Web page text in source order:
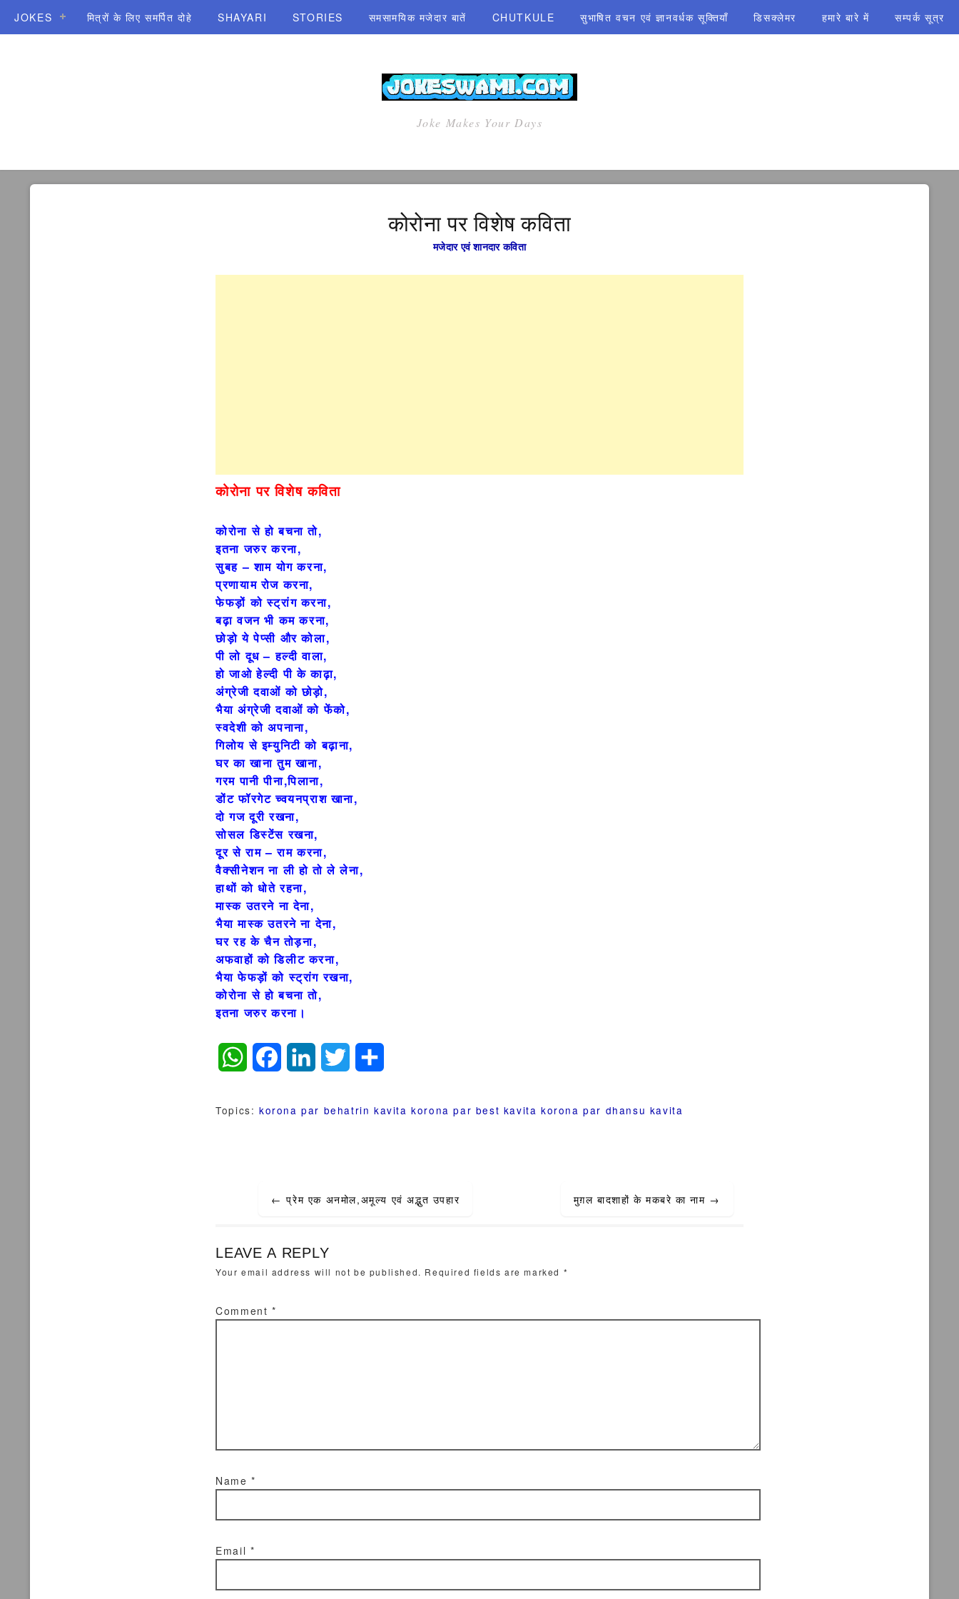
JOKES मित्रों के लिए समर्पित दोहे SHAYARI STORIES समसामयिक मजेदार बातें CHUTKULE सुभाषित वचन एवं ज्ञानवर्धक सूक्तियाँ डिसक्लेमर हमारे बारे में सम्पर्क सूत्र
Joke Makes Your Days
कोरोना पर विशेष कविता
मजेदार एवं शानदार कविता
कोरोना पर विशेष कविता
कोरोना से हो बचना तो,
इतना जरुर करना,
सुबह – शाम योग करना,
प्रणायाम रोज करना,
फेफड़ों को स्ट्रांग करना,
बढ़ा वजन भी कम करना,
छोड़ो ये पेप्सी और कोला,
पी लो दूध – हल्दी वाला,
हो जाओ हेल्दी पी के काढ़ा,
अंग्रेजी दवाओं को छोड़ो,
भैया अंग्रेजी दवाओं को फेंको,
स्वदेशी को अपनाना,
गिलोय से इम्युनिटी को बढ़ाना,
घर का खाना तुम खाना,
गरम पानी पीना,पिलाना,
डोंट फॉरगेट च्वयनप्राश खाना,
दो गज दूरी रखना,
सोसल डिस्टेंस रखना,
दूर से राम – राम करना,
वैक्सीनेशन ना ली हो तो ले लेना,
हाथों को धोते रहना,
मास्क उतरने ना देना,
भैया मास्क उतरने ना देना,
घर रह के चैन तोड़ना,
अफवाहों को डिलीट करना,
भैया फेफड़ों को स्ट्रांग रखना,
कोरोना से हो बचना तो,
इतना जरुर करना।
WhatsAppFacebookLinkedInTwitter
Topics: korona par behatrin kavita korona par best kavita korona par dhansu kavita
navigation
← प्रेम एक अनमोल,अमूल्य एवं अद्भुत उपहार मुग़ल बादशाहों के मकबरे का नाम →
LEAVE A REPLY
Your email address will not be published. Required fields are marked *
Comment *
Name*
Email *